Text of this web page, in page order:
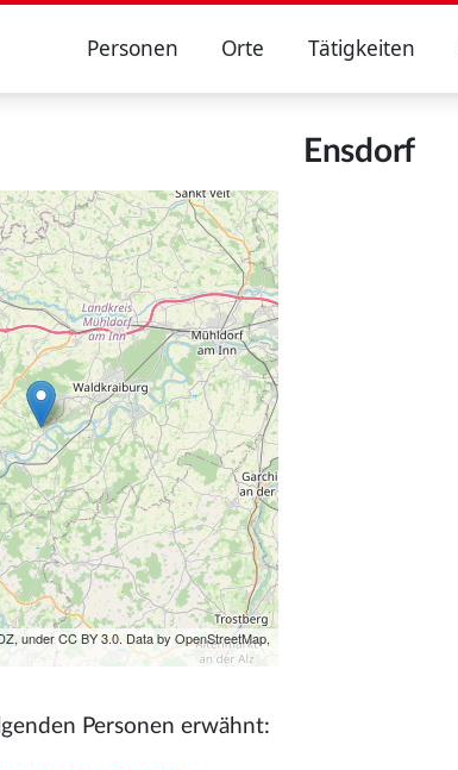
Personen Orte Tätigkeiten
Ensdorf
under CC BY 3.0. Data by OpenStreetMap,
Personen erwähnt: